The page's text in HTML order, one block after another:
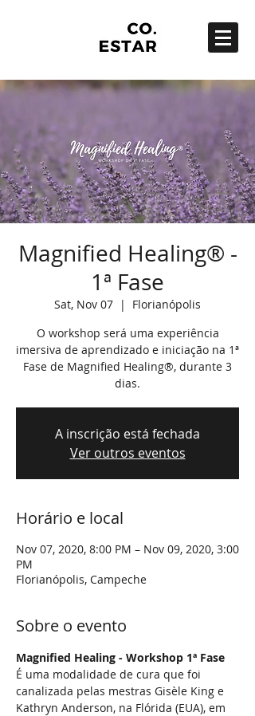
Magnified Healing® -
1ª Fase
Sat, Nov 07
  |
Florianópolis
O workshop será uma experiência
imersiva de aprendizado e iniciação na 1ª
Fase de Magnified Healing®, durante 3
dias.
A inscrição está fechada
Ver outros eventos
Horário e local
Nov 07, 2020, 8:00 PM – Nov 09, 2020, 3:00
PM
Florianópolis, Campeche
Sobre o evento
Magnified Healing - Workshop 1ª Fase
É uma modalidade de cura que foi
canalizada pelas mestras Gisèle King e
Kathryn Anderson, na Flórida (EUA), em